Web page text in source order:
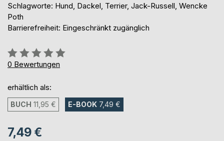
Schlagworte: Hund, Dackel, Terrier, Jack-Russell, Wencke
Poth
Barrierefreiheit: Eingeschränkt zugänglich
Bewertung::
0%
0 Bewertungen
erhältlich als:
BUCH 11,95 € E-BOOK 7,49 €
7,49 €